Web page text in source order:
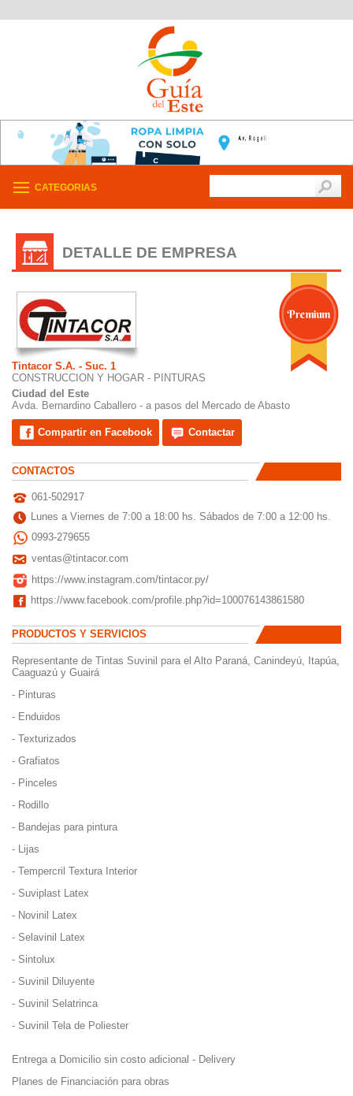
CATEGORIAS
DETALLE DE EMPRESA
Tintacor S.A. - Suc. 1
CONSTRUCCION Y HOGAR - PINTURAS
Ciudad del Este
Avda. Bernardino Caballero - a pasos del Mercado de Abasto
Compartir en Facebook Contactar
CONTACTOS
061-502917
Lunes a Viernes de 7:00 a 18:00 hs. Sábados de 7:00 a 12:00 hs.
0993-279655
ventas@tintacor.com
https://www.instagram.com/tintacor.py/
https://www.facebook.com/profile.php?id=100076143861580
PRODUCTOS Y SERVICIOS
Representante de Tintas Suvinil para el Alto Paraná Canindeyú Itapúa
Caaguazú y Guairá
- Pinturas
- Enduidos
- Texturizados
- Grafiatos
- Pinceles
- Rodillo
- Bandejas para pintura
- Lijas
- Tempercril Textura Interior
- Suviplast Latex
- Novinil Latex
- Selavinil Latex
- Sintolux
- Suvinil Diluyente
- Suvinil Selatrinca
- Suvinil Tela de Poliester
Entrega a Domicilio sin costo adicional - Delivery
Planes de Financiación para obras